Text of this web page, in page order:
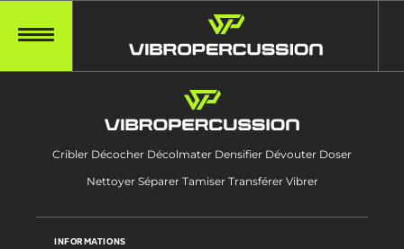
Cribler Décocher Décolmater Densifier Dévouter Doser
Nettoyer Séparer Tamiser Transférer Vibrer
INFORMATIONS